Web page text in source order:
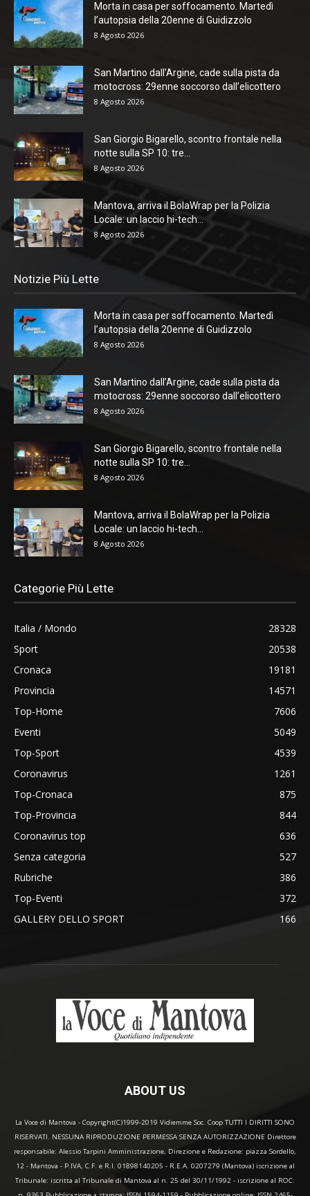
Morta in casa per soffocamento. Martedì
l’autopsia della 20enne di Guidizzolo
8 Agosto 2026
San Martino dall’Argine, cade sulla pista da
motocross: 29enne soccorso dall’elicottero
8 Agosto 2026
San Giorgio Bigarello, scontro frontale nella
notte sulla SP 10: tre...
8 Agosto 2026
Mantova, arriva il BolaWrap per la Polizia
Locale: un laccio hi-tech...
8 Agosto 2026
Notizie Più Lette
Morta in casa per soffocamento. Martedì
l’autopsia della 20enne di Guidizzolo
8 Agosto 2026
San Martino dall’Argine, cade sulla pista da
motocross: 29enne soccorso dall’elicottero
8 Agosto 2026
San Giorgio Bigarello, scontro frontale nella
notte sulla SP 10: tre...
8 Agosto 2026
Mantova, arriva il BolaWrap per la Polizia
Locale: un laccio hi-tech...
8 Agosto 2026
Categorie Più Lette
Italia / Mondo
28328
Sport
20538
Cronaca
19181
Provincia
14571
Top-Home
7606
Eventi
5049
Top-Sport
4539
Coronavirus
1261
Top-Cronaca
875
Top-Provincia
844
Coronavirus top
636
Senza categoria
527
Rubriche
386
Top-Eventi
372
GALLERY DELLO SPORT
166
ABOUT US
La Voce di Mantova - Copyright(C)1999-2019 Vidiemme Soc. Coop TUTTI I DIRITTI SONO
RISERVATI. NESSUNA RIPRODUZIONE PERMESSA SENZA AUTORIZZAZIONE Direttore
responsabile: Alessio Tarpini Amministrazione, Direzione e Redazione: piazza Sordello,
12 - Mantova - P.IVA, C.F. e R.I. 01898140205 - R.E.A. 0207279 (Mantova) iscrizione al
Tribunale: iscritta al Tribunale di Mantova al n. 25 del 30/11/1992 - iscrizione al ROC: